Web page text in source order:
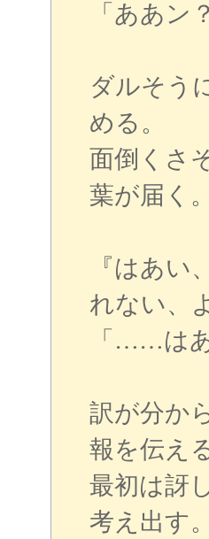
「ああン
ダルそう
める。
面倒くさ
葉が届く。
『はあ
れない、
「……は
訳が分か
報を伝え
最初は訝
考え出す。